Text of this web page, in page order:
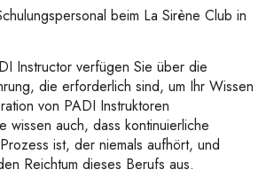
beim La Sirène Club in
Instructor verfügen Sie über die
die erforderlich sind, um Ihr Wissen
von PADI Instruktoren
wissen auch, dass kontinuierliche
ist, der niemals aufhört, und
Reichtum dieses Berufs aus.